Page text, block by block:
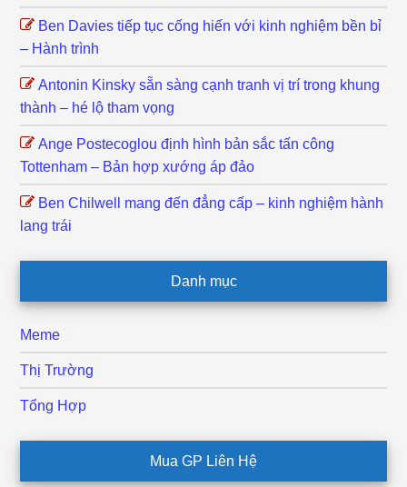
Ben Davies tiếp tục cống hiến với kinh nghiệm bền bỉ
– Hành trình
Antonin Kinsky sẵn sàng cạnh tranh vị trí trong khung
thành – hé lộ tham vọng
Ange Postecoglou định hình bản sắc tấn công
Tottenham – Bản hợp xướng áp đảo
Ben Chilwell mang đến đẳng cấp – kinh nghiệm hành
lang trái
Danh mục
Meme
Thị Trường
Tổng Hợp
Mua GP Liên Hệ